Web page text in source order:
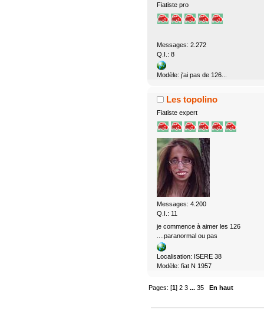
Fiatiste pro
Messages: 2.272
Q.I.: 8
Modèle: j'ai pas de 126...
Les topolino
Fiatiste expert
Messages: 4.200
Q.I.: 11
je commence à aimer les 126
....paranormal ou pas
Localisation: ISERE 38
Modèle: fiat N 1957
Pages: [1]2 3 ...35 En haut